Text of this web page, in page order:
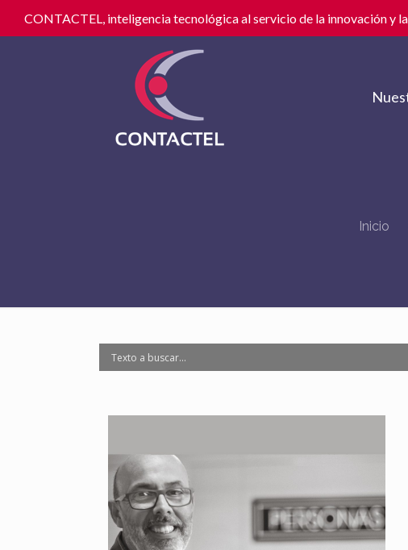
CONTACTEL, inteligencia tecnológica al servicio de la innovación y
Inicio